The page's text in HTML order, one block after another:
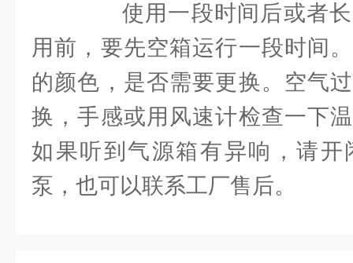
使用一段时间后或者长
用前，要先空箱运行一段时间
的颜色，是否需要更换。空气
换，手感或用风速计检查一下
如果听到气源箱有异响，请开
泵，也可以联系工厂售后。